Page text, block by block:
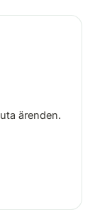
ärenden.